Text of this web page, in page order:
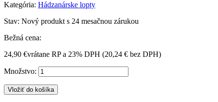
Kategória: Hádzanárske lopty
Stav: Nový produkt s 24 mesačnou zárukou
Bežná cena:
24,90 €vrátane RP a 23% DPH (20,24 € bez DPH)
Množstvo:
Vložiť do košíka